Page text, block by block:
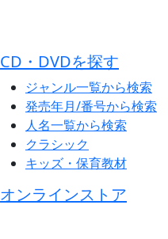
CD・DVDを探す
ジャンル一覧から検索
発売年月/番号から検索
人名一覧から検索
クラシック
キッズ・保育教材
オンラインストア